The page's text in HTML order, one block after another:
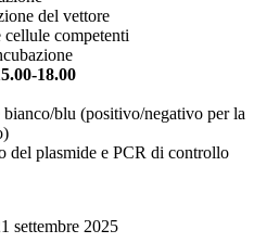
del vettore
competenti
18.00
bianco/blu (positivo/negativo per la
del plasmide e PCR di controllo
settembre 2025